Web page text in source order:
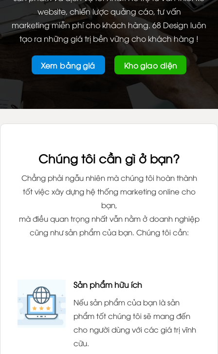
website, chiến lược quảng cáo, tư vấn
marketing miễn phí cho khách hàng. 68 Design luôn
tạo ra những giá trị bền vững cho khách hàng !
Xem bảng giá Kho giao diện
Chúng tôi cần gì ở bạn?
Chẳng phải ngẫu nhiên mà chúng tôi hoàn thành
tốt việc xây dựng hệ thống marketing online cho
bạn,
mà điều quan trọng nhất vẫn nằm ở doanh nghiệp
cũng như sản phẩm của bạn. Chúng tôi cần:
Sản phẩm hữu ích
Nếu sản phẩm của bạn là sản
phẩm tốt chúng tôi sẽ mang đến
cho người dùng với các giá trị vĩnh
cữu.